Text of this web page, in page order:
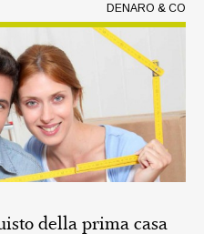
DENARO & CO
della prima casa